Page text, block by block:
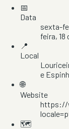
📅
Data
sexta-
feira, 18
📍
Local
e
🌐
Website
https://
🗺️